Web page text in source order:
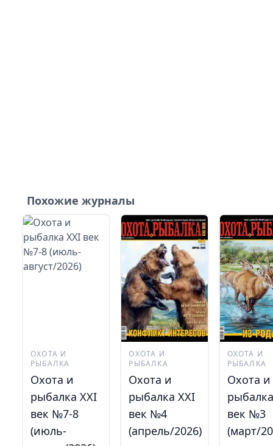
Похожие журналы
ОХОТА И
РЫБАЛКА
Охота и
рыбалка XXI
век №7-8
(июль-
ОХОТА И
РЫБАЛКА
Охота и
рыбалка XXI
век №4
(апрель/2026)
ОХОТА И
РЫБАЛКА
Охота и
век №3
(март/